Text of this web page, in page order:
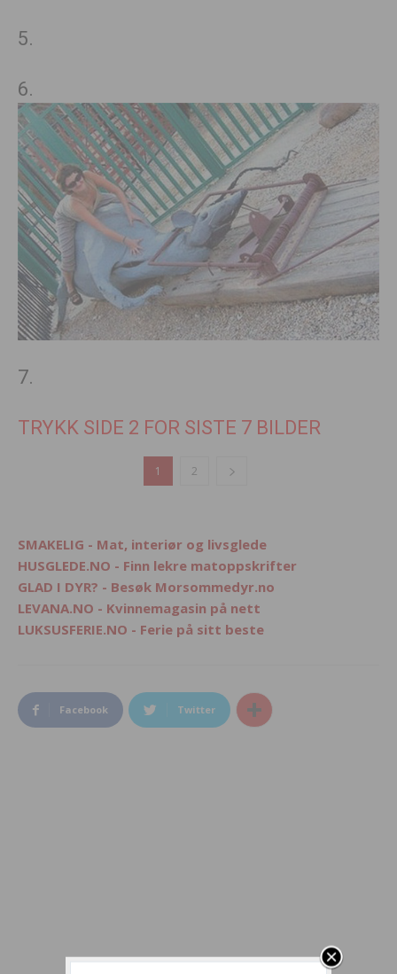
5.
6.
7.
TRYKK SIDE 2 FOR SISTE 7 BILDER
1 2
SMAKELIG - Mat, interiør og livsglede
HUSGLEDE.NO - Finn lekre matoppskrifter
GLAD I DYR? - Besøk Morsommedyr.no
LEVANA.NO - Kvinnemagasin på nett
LUKSUSFERIE.NO - Ferie på sitt beste
Facebook Twitter